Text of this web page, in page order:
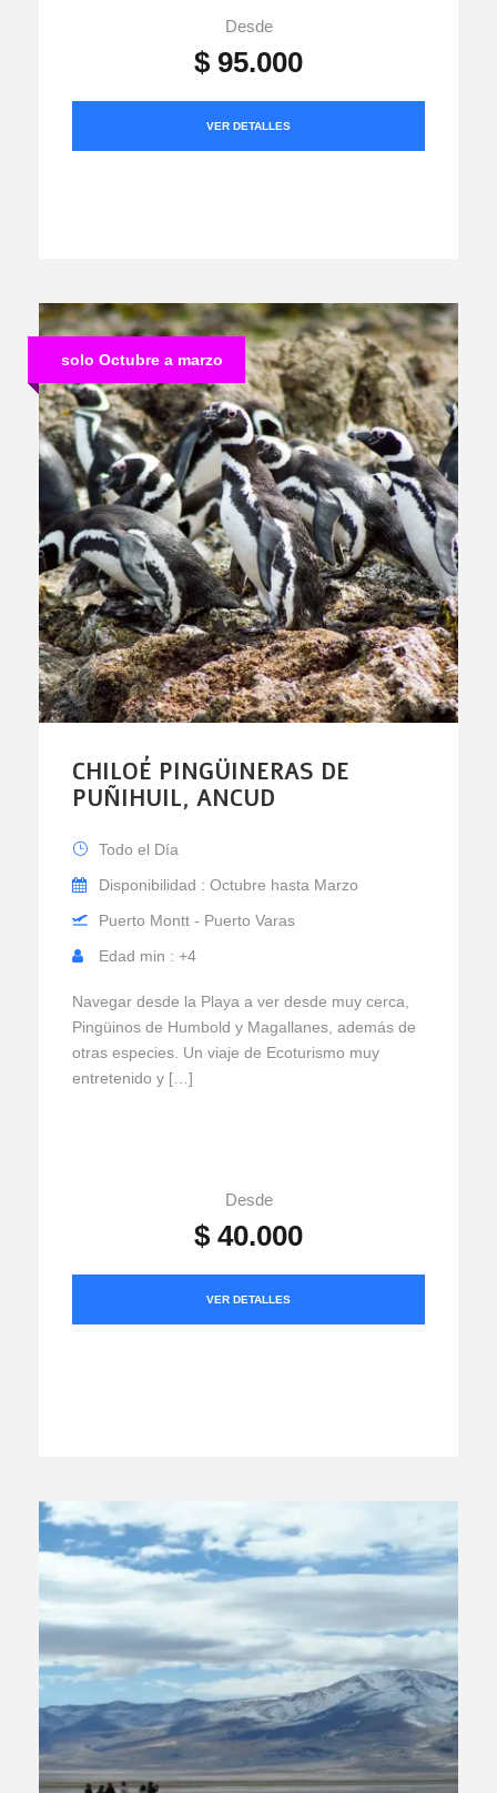
Desde
$ 95.000
VER DETALLES
solo Octubre a marzo
CHILOÉ PINGÜINERAS DE
PUÑIHUIL, ANCUD
Todo el Día
Disponibilidad : Octubre hasta Marzo
Puerto Montt - Puerto Varas
Edad min : +4
Navegar desde la Playa a ver desde muy cerca,
Pingüinos de Humbold y Magallanes, además de
otras especies. Un viaje de Ecoturismo muy
entretenido y […]
Desde
$ 40.000
VER DETALLES